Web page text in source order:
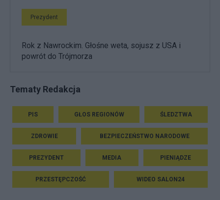
Prezydent
Rok z Nawrockim. Głośne weta, sojusz z USA i
powrót do Trójmorza
Tematy Redakcja
PIS GŁOS REGIONÓW ŚLEDZTWA
ZDROWIE BEZPIECZEŃSTWO NARODOWE
PREZYDENT MEDIA PIENIĄDZE
PRZESTĘPCZOŚĆ WIDEO SALON24